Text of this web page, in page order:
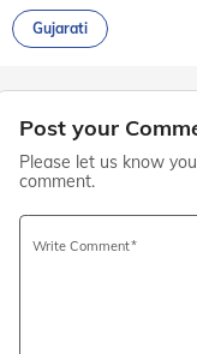
Gujarati
Post your
Please let us know
comment.
Write Comment